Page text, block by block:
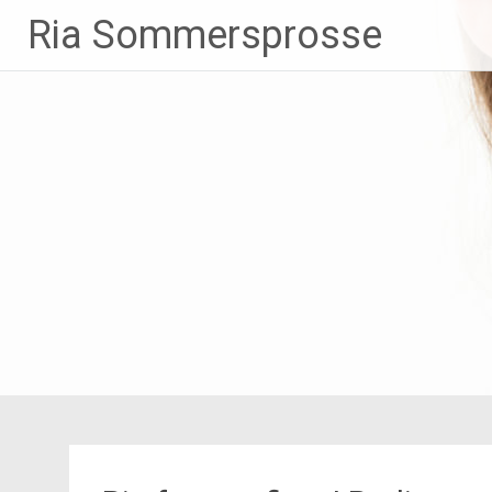
Inhalt
springen
Ria Sommersprosse